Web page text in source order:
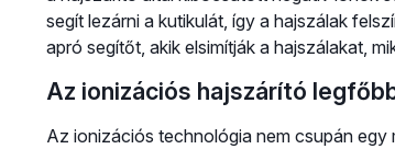
segít lezárni a kutikulát, így a hajszálak
apró segítőt, akik elsimítják a hajszálakat,
Az ionizációs hajszárító
Az ionizációs technológia nem csupán